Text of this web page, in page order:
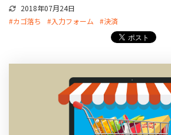
インフラ環境・サポート
ショッピングモール型 EC
マルチテナント、マルチブランドなど
2018年07月24日
#カゴ落ち
#入力フォーム #決済